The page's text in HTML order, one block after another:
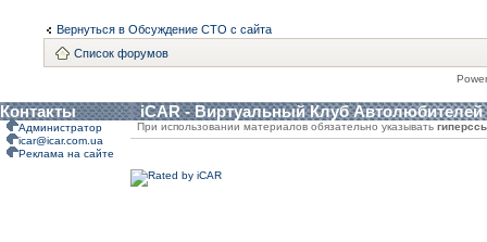
Вернуться в Обсуждение СТО с сайта
Список форумов
Контакты iCAR - Виртуальный Клуб Автолюбителей
Администратор
icar@icar.com.ua
Реклама на сайте
При использовании материалов обязательно указывать